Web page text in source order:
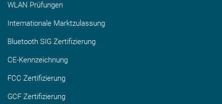
WLAN Prüfungen
Internationale Marktzulassung
Bluetooth SIG Zertifizierung
CE-Kennzeichnung
FCC Zertifizierung
GCF Zertifizierung